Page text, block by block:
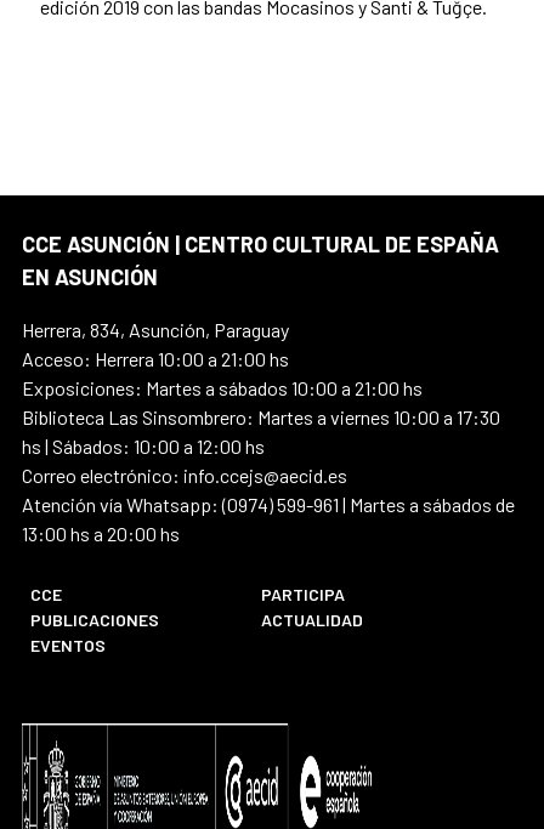
edición 2019 con las bandas Mocasinos y Santi & Tuğçe.
CCE ASUNCIÓN | CENTRO CULTURAL DE ESPAÑA
EN ASUNCIÓN
Herrera, 834, Asunción, Paraguay
Acceso: Herrera 10:00 a 21:00 hs
Exposiciones: Martes a sábados 10:00 a 21:00 hs
Biblioteca Las Sinsombrero: Martes a viernes 10:00 a 17:30
hs | Sábados: 10:00 a 12:00 hs
Correo electrónico: info.ccejs@aecid.es
Atención vía Whatsapp: (0974) 599-961 | Martes a sábados de
13:00 hs a 20:00 hs
CCE
PARTICIPA
PUBLICACIONES
ACTUALIDAD
EVENTOS